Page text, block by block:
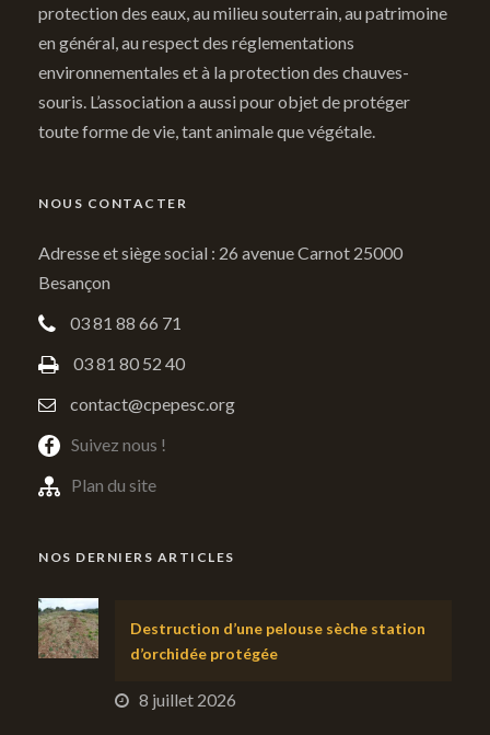
protection des eaux, au milieu souterrain, au patrimoine
en général, au respect des réglementations
environnementales et à la protection des chauves-
souris. L’association a aussi pour objet de protéger
toute forme de vie, tant animale que végétale.
NOUS CONTACTER
Adresse et siège social : 26 avenue Carnot 25000
Besançon
03 81 88 66 71
03 81 80 52 40
contact@cpepesc.org
Suivez nous !
Plan du site
NOS DERNIERS ARTICLES
Destruction d’une pelouse sèche station
d’orchidée protégée
8 juillet 2026